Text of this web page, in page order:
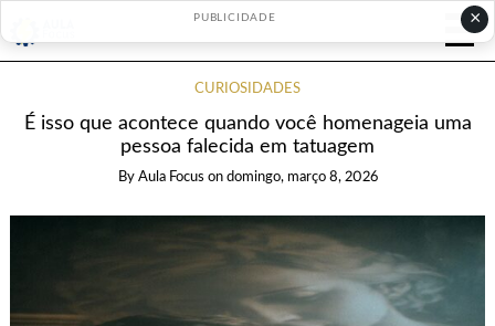
CURIOSIDADES
É isso que acontece quando você homenageia uma
pessoa falecida em tatuagem
By Aula Focus on domingo, março 8, 2026
×
PUBLICIDADE